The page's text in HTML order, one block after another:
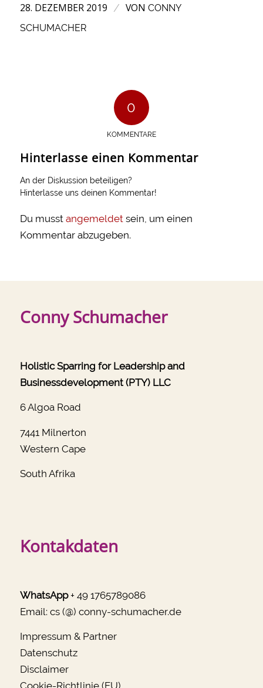
28. DEZEMBER 2019 / VON CONNY
SCHUMACHER
0
KOMMENTARE
Hinterlasse einen Kommentar
An der Diskussion beteiligen?
Hinterlasse uns deinen Kommentar!
Du musst angemeldetsein, um einen
Kommentar abzugeben.
Conny Schumacher
Holistic Sparring for Leadership and
Businessdevelopment (PTY) LLC
6 Algoa Road
7441 Milnerton
Western Cape
South Afrika
Kontakdaten
WhatsApp+ 49 1765789086
Email: cs (@) conny-schumacher.de
Impressum & Partner
Datenschutz
Disclaimer